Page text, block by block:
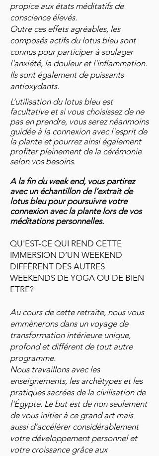
propice aux états méditatifs de
conscience élevés.
Outre ces effets agréables, les
composés actifs du lotus bleu sont
connus pour participer à soulager
l'anxiété, la douleur et l'inflammation.
Ils sont également de puissants
antioxydants.
L’utilisation du lotus bleu est
facultative et si vous choisissez de ne
pas en prendre, vous serez néanmoins
guidée à la connexion avec l'esprit de
la plante et pourrez ainsi également
profiter pleinement de la cérémonie
selon vos besoins.
A la fin du week end, vous partirez
avec un échantillon de l’extrait de
lotus bleu pour poursuivre votre
connexion avec la plante lors de vos
méditations personnelles.
QU'EST-CE QUI REND CETTE
IMMERSION D’UN WEEKEND
DIFFÉRENT DES AUTRES
WEEKENDS DE YOGA OU DE BIEN
ETRE?
Au cours de cette retraite, nous vous
emmènerons dans un voyage de
transformation intérieure unique,
profond et différent de tout autre
programme.
Nous travaillons avec les
enseignements, les archétypes et les
pratiques sacrées de la civilisation de
l'Égypte. Le but est de non seulement
de vous initier à ce grand art mais
aussi d’accélérer considérablement
votre développement personnel et
votre croissance grâce aux